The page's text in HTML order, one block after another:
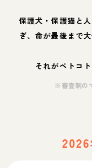
保護犬・保護猫と
ぎ、命が最後まで
それがペトコ
※審査制の